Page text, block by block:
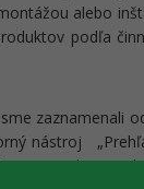
alebo
podľa
zaznamenali
nástroj
Ide o